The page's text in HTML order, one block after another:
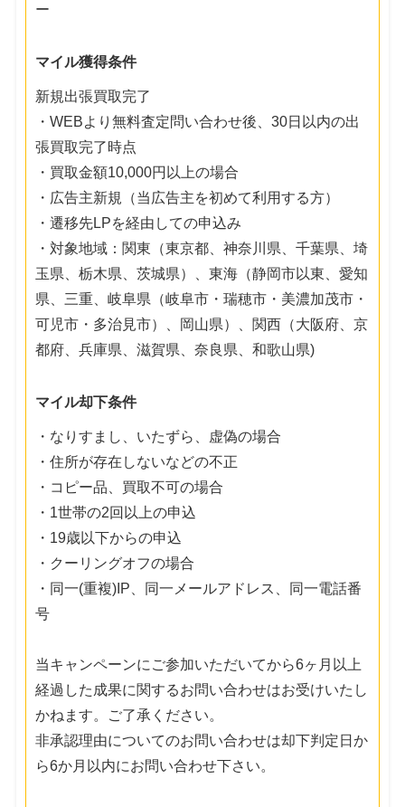
ー
マイル獲得条件
新規出張買取完了
・WEBより無料査定問い合わせ後、30日以内の出
張買取完了時点
・買取金額10,000円以上の場合
・広告主新規（当広告主を初めて利用する方）
・遷移先LPを経由しての申込み
・対象地域：関東（東京都、神奈川県、千葉県、埼
玉県、栃木県、茨城県）、東海（静岡市以東、愛知
県、三重、岐阜県（岐阜市・瑞穂市・美濃加茂市・
可児市・多治見市）、岡山県）、関西（大阪府、京
都府、兵庫県、滋賀県、奈良県、和歌山県)
マイル却下条件
・なりすまし、いたずら、虚偽の場合
・住所が存在しないなどの不正
・コピー品、買取不可の場合
・1世帯の2回以上の申込
・19歳以下からの申込
・クーリングオフの場合
・同一(重複)IP、同一メールアドレス、同一電話番
号
当キャンペーンにご参加いただいてから6ヶ月以上
経過した成果に関するお問い合わせはお受けいたし
かねます。ご了承ください。
非承認理由についてのお問い合わせは却下判定日か
ら6か月以内にお問い合わせ下さい。